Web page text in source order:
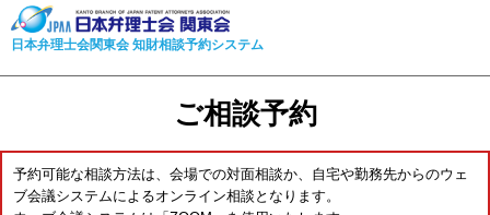
日本弁理士会関東会 知財相談予約システム
ご相談予約
予約可能な相談方法は、会場での対面相談か、自宅や勤務先からのウェ
ブ会議システムによるオンライン相談となります。